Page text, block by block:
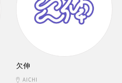
欠伸
AICHI